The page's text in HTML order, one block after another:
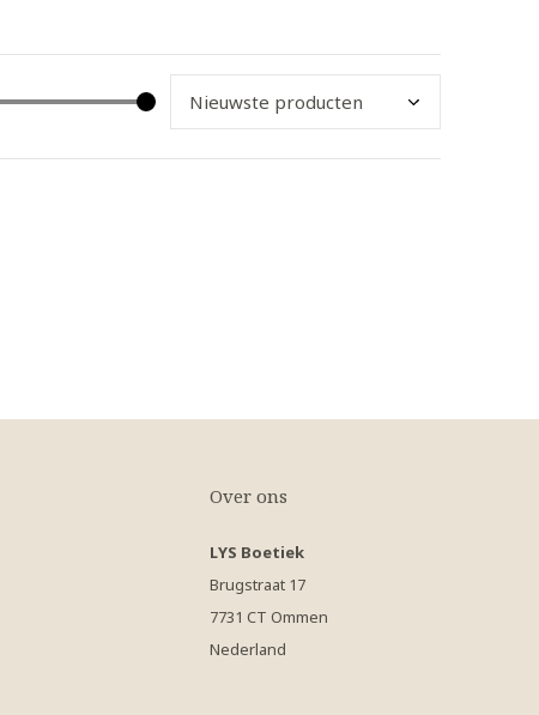
Over ons
LYS Boetiek
Brugstraat 17
7731 CT Ommen
Nederland